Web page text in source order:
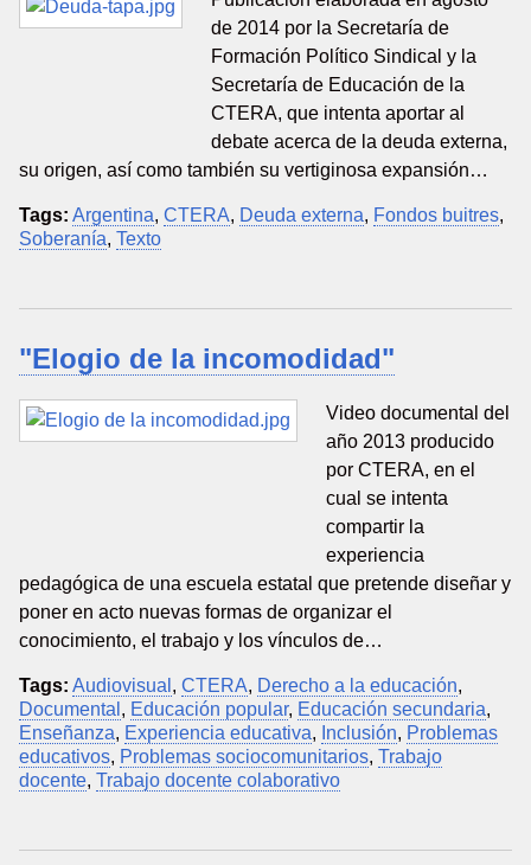
de 2014 por la Secretaría de
Formación Político Sindical y la
Secretaría de Educación de la
CTERA, que intenta aportar al
debate acerca de la deuda externa,
su origen, así como también su vertiginosa expansión…
Tags: Argentina, CTERA, Deuda externa, Fondos buitres,
Soberanía, Texto
"Elogio de la incomodidad"
Video documental del
año 2013 producido
por CTERA, en el
cual se intenta
compartir la
experiencia
pedagógica de una escuela estatal que pretende diseñar y
poner en acto nuevas formas de organizar el
conocimiento, el trabajo y los vínculos de…
Tags: Audiovisual , CTERA, Derecho a la educación,
Documental , Educación popular, Educación secundaria,
Enseñanza, Experiencia educativa, Inclusión, Problemas
educativos, Problemas sociocomunitarios, Trabajo
docente, Trabajo docente colaborativo